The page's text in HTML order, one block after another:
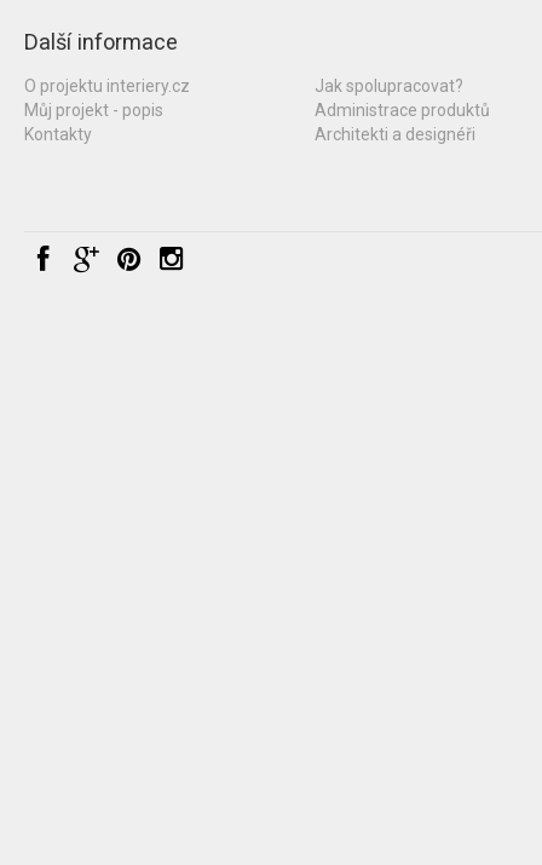
Další informace
O projektu interiery.cz
Můj projekt - popis
Kontakty
Jak spolupracovat?
Administrace produktů
Architekti a designéři